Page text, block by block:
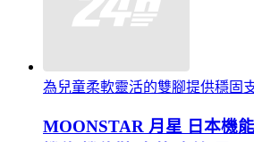
為兒童柔軟靈活的雙腳提供穩固
MOONSTAR 月星 日本機